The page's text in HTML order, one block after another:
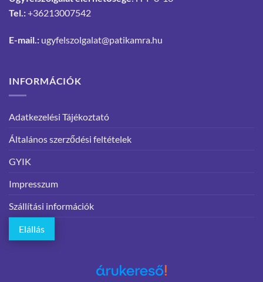
Tel.:+36213007542
E-mail.: ugyfelszolgalat@patikamra.hu
INFORMÁCIÓK
Adatkezelési Tájékoztató
Általános szerződési feltételek
GYIK
Impresszum
Szállítási információk
Elállás